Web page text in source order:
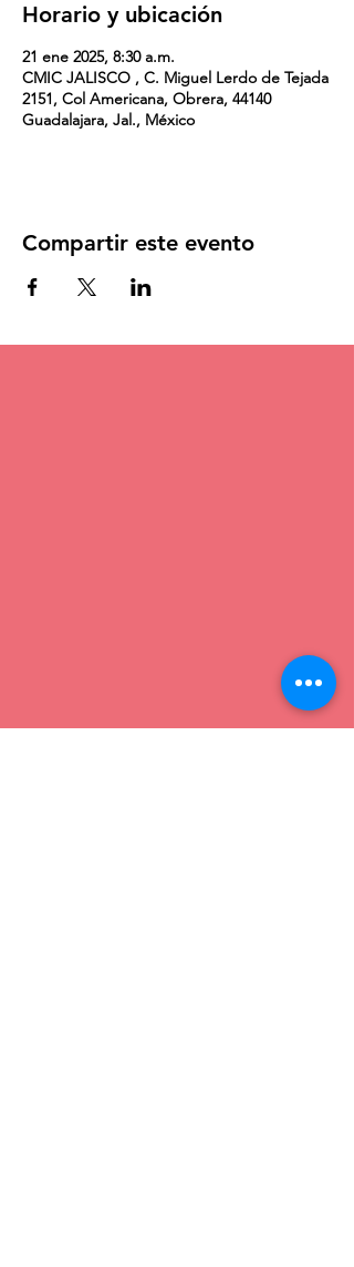
Horario y ubicación
21 ene 2025, 8:30 a.m.
CMIC JALISCO , C. Miguel Lerdo de Tejada
2151, Col Americana, Obrera, 44140
Guadalajara, Jal., México
Compartir este evento